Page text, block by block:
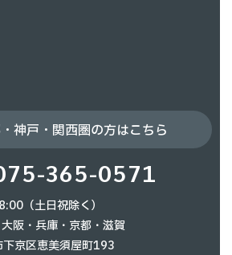
神戸・関西圏の方はこちら
365-0571
（土日祝除く）
大阪・兵庫・京都・滋賀
京区恵美須屋町193